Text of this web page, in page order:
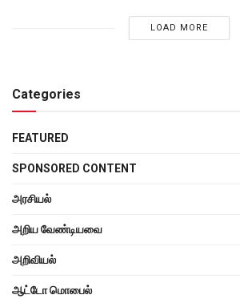
LOAD MORE
Categories
FEATURED
SPONSORED CONTENT
அரசியல்
அறிய வேண்டியவை
அறிவியல்
ஆட்டோ மொபைல்